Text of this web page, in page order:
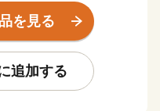
の景観は力強さがあ
重山のどの島にもない
を見る
追加する